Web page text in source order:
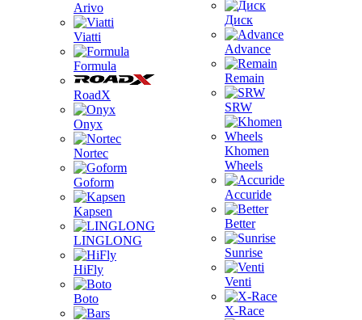
Arivo
Viatti
Formula
RoadX
Onyx
Nortec
Goform
Kapsen
LINGLONG
HiFly
Boto
Диск
Advance
Remain
SRW
Khomen
Wheels
Accuride
Better
Sunrise
Venti
X-Race